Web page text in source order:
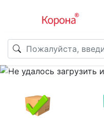
Previous